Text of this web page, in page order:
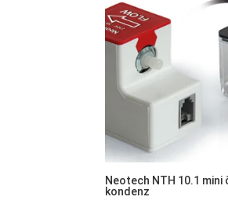
Neotech NTH 10.1 mini
kondenz